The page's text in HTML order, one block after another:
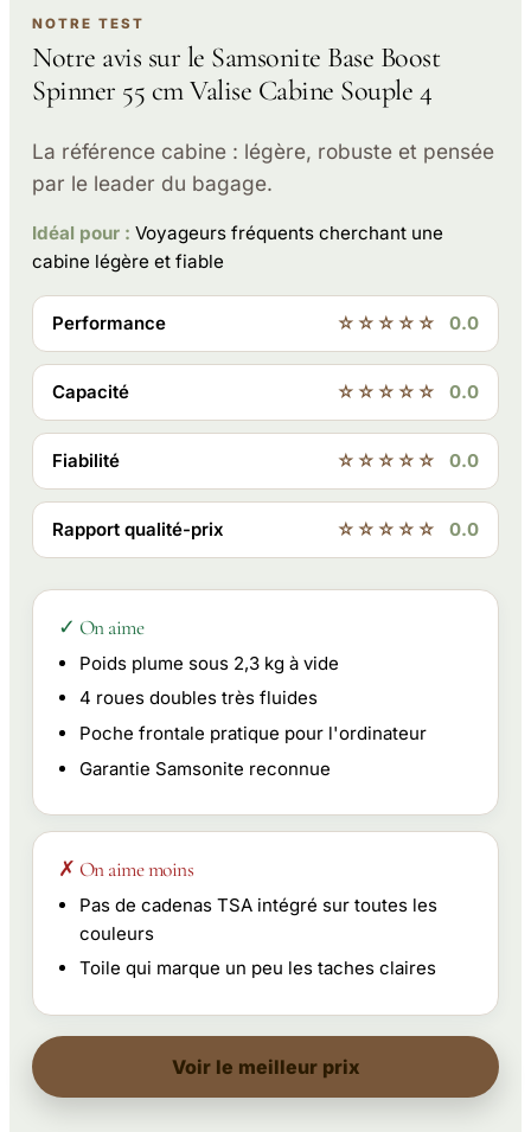
NOTRE TEST
Notre avis sur le Samsonite Base Boost
Spinner 55 cm Valise Cabine Souple 4
La référence cabine : légère, robuste et pensée
par le leader du bagage.
Idéal pour : Voyageurs fréquents cherchant une
cabine légère et fiable
Performance ☆☆☆☆☆ 0.0
Capacité ☆☆☆☆☆ 0.0
Fiabilité ☆☆☆☆☆ 0.0
Rapport qualité-prix ☆☆☆☆☆ 0.0
✓ On aime
Poids plume sous 2,3 kg à vide
4 roues doubles très fluides
Poche frontale pratique pour l'ordinateur
Garantie Samsonite reconnue
✗ On aime moins
Pas de cadenas TSA intégré sur toutes les
couleurs
Toile qui marque un peu les taches claires
Voir le meilleur prix